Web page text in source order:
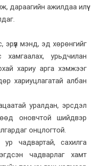
дараагийн ажилдаа илүү
мэнд, эд хөрөнгийг
урьдчилан
хариу арга хэмжээг
хариуцлагатай албан
уралдан, эрсдэл
оновчтой шийдвэр
онцлогтой.
чадвартай, сахилга
чадварлаг хамт